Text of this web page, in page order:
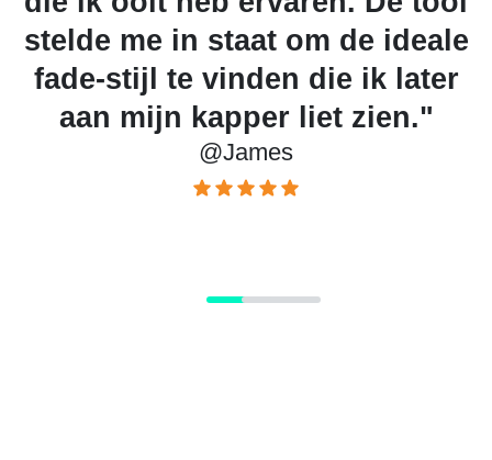
stelde me in staat om de ideale
fade-stijl te vinden die ik later
aan mijn kapper liet zien."
@James